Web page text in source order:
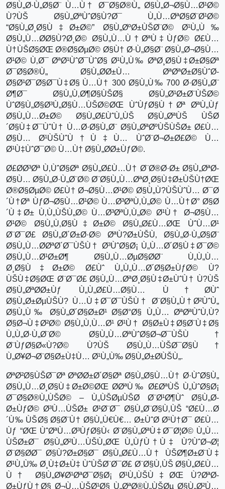
Ø§Ù„Ø·Ù„Ø§Ø¨ Ù…Ù† Ø¯Ø§Ø®Ù„ Ø§Ù„Ø¬Ø§Ù…Ø¹Ø©
Ù?ÙŠ Ø§Ù„ØªÙˆØ§Ù?Ø¯ Ù„Ù…ØªØ§Ø¨Ø¹Ø©
“Ø§Ù„Ø¸Ø§Ù‡Ø±Ø©” Ø§Ù„ØºØ±ÙŠØ¨Ø© Ø¹Ù„Ù‰
Ø§Ù„Ù…Ø­Ø§Ù?Ø¸Ø© Ø§Ù„Ù…Ù†ØªÙ‡ÙƒØ© Ø£Ù…
Ù†ÙŠØ§ØŒ Ø®Ø§ØµØ© Ø§Ù† Ø·Ù„Ø§Ø¨ Ø§Ù„Ø¬Ø§Ù…
Ø¹Ø© Ù‚Ø¯ ØªØ¹ÙˆØ¯ÙˆØ§ Ø¹Ù„Ù‰ ØªØ¸Ø§Ù‡Ø±Ø§Øª
Ø¯Ø§Ø®Ù„ Ø§Ù„Ø­Ø±Ù… ØªØªØ±Ø§ÙˆØ­
Ø§Ø¹Ø¯Ø§Ø¯Ù‡Ø§ Ù…Ù† 300 Ø§Ù„Ù‰ 700 Ø·Ø§Ù„Ø¨
Ø¶Ø¯ Ø§Ù„Ù‚Ø¶Ø§ÙŠØ§ Ø§Ù„Ø¹Ø±Ø¨ÙŠØ©
ÙˆØ§Ù„Ø§Ø³Ù„Ø§Ù…ÙŠØ©ØŒ ÙˆÙƒØ§Ù†Øª ØªÙ„Ùƒ
Ø§Ù„Ù…Ø±Ø© Ø§Ù„Ø£ÙˆÙ„ÙŠ Ø§Ù„ØªÙŠ ÙŠØ
´Ø§Ù‡Ø¯ÙˆÙ† Ù…Ø·Ø§Ù„Ø¨ Ø§Ù„ØªØºÙŠÙŠØ± Ø£Ù…
Ø§Ù… Ø¹ÙŠÙˆÙ†Ù‡Ù… ÙˆØ¨Ø¬Ø±Ø£Ø© Ù…
Ø¹Ù‡ÙˆØ¯Ø© Ù…Ù† Ø§Ù„Ø­Ø±ÙƒØ©.
Ø£Ø­Ø³Øª Ù‚ÙˆØ§Øª Ø§Ù„Ø£Ù…Ù† Ø¨Ø®Ø·Ø± Ø§Ù„ØªØ­
Ø§Ù… Ø§Ù„Ø·Ù„Ø¨Ø© Ø¨Ø§Ù„Ù…ØªØ¸Ø§Ù‡Ø±ÙŠÙ†ØŒ
Ø®Ø§ØµØ© Ø£Ù† Ø¬Ø§Ù…Ø¹Ø© Ø§Ù„Ù?ÙŠÙˆÙ… Ø¯Ø
´Ù†Øª ÙƒØ¬Ø§Ù…Ø¹Ø© Ù…Ø³ØªÙ‚Ù„Ø© Ù…Ù†Ø° Ø§Ø
´Ù‡Ø± Ù‚Ù„ÙŠÙ„Ø© Ù…Ø³ØªÙ‚Ù„Ø© Ø¹Ù† Ø¬Ø§Ù…
Ø¹Ø© Ø§Ù„Ù‚Ø§Ù‡Ø±Ø© Ø§Ù„Ø£Ù…ØŒ ÙˆÙ…Ø¹
Ø¨Ø¯Ø£ Ø§Ù„Ø´Ø±Ø·Ø© ØªÙ?Ø±ÙŠÙ‚ Ø§Ù„Ø·Ù„Ø§Ø¨
Ø§Ù„Ù…Ø­ØªØ´Ø¯ÙŠÙ† Ø³ÙˆØ§Ø¡ Ù„Ù…Ø´Ø§Ù‡Ø¯Ø©
Ø§Ù„Ù…Ø¹Ø±Ø¶ Ø§Ù„Ù…ØµØ§Ø­Ø¨ Ù„Ù„Ù…
Ø¸Ø§Ù‡Ø±Ø© Ø£Ùˆ Ù„Ù„Ù…Ø´Ø§Ø±ÙƒØ© Ù?
ÙŠÙ‡Ø§ØŒ Ø¨Ø¯Ø£ Ø§Ù„Ù…ØªØ¸Ø§Ù‡Ø±ÙˆÙ† Ù?ÙŠ
Ø§Ù„ØªØ­Ø±Ùƒ Ù„Ù„Ø£Ù…Ø§Ù… Ù†Ø­Ùˆ
Ø§Ù„Ø±ØµÙŠÙ? Ù…Ù‡Ø¯Ø¯ÙŠÙ† Ø¨Ø§Ù„Ù†Ø²ÙˆÙ„
Ø§Ù„Ù‰ Ø§Ù„Ø´Ø§Ø±Ø¹ Ø§Ø°Ø§ Ù„Ù… ØªØªÙˆÙ‚Ù?
Ø§Ø¬Ù‡Ø²Ø© Ø§Ù„Ù‚Ù…Ø¹ Ø¹Ù† Ø§Ø±Ù‡Ø§Ø¨Ù‡Ø§
Ù„Ù„Ø·Ù„Ø¨Ø© Ø§Ù„Ù…ØªÙˆØ§Ø¬Ø¯ÙŠÙ†
Ø¨ÙƒØ§Ø«Ù?Ø© Ù?ÙŠ Ø§Ù„Ù…ÙŠØ¯Ø§Ù†
Ù„Ø¥Ø¬Ø¨Ø§Ø±Ù‡Ù… Ø¹Ù„Ù‰ Ø§Ù„Ø±Ø­ÙŠÙ„.
ØªØ²Ø§ÙŠØ¯Øª ØªØ­Ø±Ø´Ø§Øª Ø§Ù„Ø§Ù…Ù† Ø·ÙˆØ§Ù„
Ø§Ù„Ù…Ø¸Ø§Ù‡Ø±Ø©ØŒ Ø­ØªÙ‰ Ø£ØªÙŠ Ù„ÙˆØ§Ø¡
Ø¯Ø§Ø®Ù„ÙŠØ© – Ù„ÙŠØµÙŠØ­ Ø¨Ø¹Ø¶Ùˆ Ø§Ù„Ø­
Ø±ÙƒØ© Ø³Ù…ÙŠØ± Ø¹Ø¨Ø¯ Ø§Ù„Ø¨Ø§Ù‚ÙŠ “Ø£Ù…Ø
´Ù‰ ÙŠØ§ Ø§Ø¨Ù† Ø§Ù„Ù€Ù€… Ø±ÙˆØ­ Ø¹Ù†Ø¯ Ø£Ù…
Ùƒ “ØŒ ÙˆØªÙ…Ø³ÙƒØ§Ù‹ Ø¨Ø§Ù„ØªÙ‡Ø¯Ø¦Ø© Ù„Ù…
ÙŠØ±Ø¯ Ø§Ù„Ø²Ù…ÙŠÙ„ØŒ Ù„ÙƒÙ†Ù‡ Ù?ÙˆØ¬Ø¦
Ø¨Ø§Ø­Ø¯ Ø§Ù?Ø±Ø§Ø¯ Ø§Ù„Ø£Ù…Ù† ÙŠØ¶Ø±Ø¨Ù‡
Ø¹Ù„Ù‰ Ø¸Ù‡Ø±Ù‡ ÙˆÙŠØ¨Ø¯Ø£ Ø¨Ø§Ù‚ÙŠ Ø§Ù„Ø£Ù…
Ù† Ø§Ù„Ø¥Ø¹ØªØ¯Ø§Ø¡ Ø¹Ù„ÙŠÙ‡ØŒ Ù?ØªØ­
Ø±ÙƒÙ†Ø§ Ø¬Ù…ÙŠØ¹Ø§ Ù„ØªØ®Ù„ÙŠØµ Ø§Ù„Ø²Ù…